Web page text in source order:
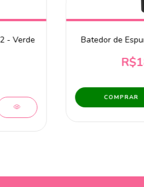
- Verde
Batedor de